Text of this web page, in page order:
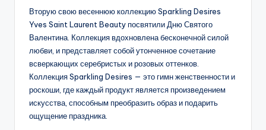
Вторую свою весеннюю коллекцию Sparkling Desires
Yves Saint Laurent Beauty посвятили Дню Святого
Валентина. Коллекция вдохновлена бесконечной силой
любви, и представляет собой утонченное сочетание
всверкающих серебристых и розовых оттенков.
Коллекция Sparkling Desires — это гимн женственности и
роскоши, где каждый продукт является произведением
искусства, способным преобразить образ и подарить
ощущение праздника.